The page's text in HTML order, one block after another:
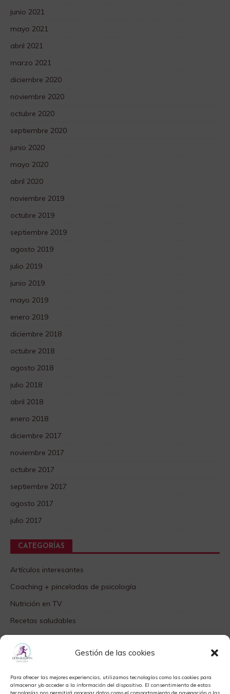
Gestión de las cookies
Para ofrecer las mejores experiencias, utilizamos tecnologías como las cookies para
almacenar y/o acceder a la información del dispositivo. El consentimiento de estas
junio 2021
mayo 2021
abril 2021
marzo 2021
diciembre 2020
noviembre 2020
octubre 2020
septiembre 2020
junio 2020
mayo 2020
abril 2020
noviembre 2019
octubre 2019
septiembre 2019
agosto 2019
julio 2019
junio 2019
mayo 2019
enero 2019
diciembre 2018
octubre 2018
agosto 2018
julio 2018
abril 2018
enero 2018
diciembre 2017
noviembre 2017
octubre 2017
septiembre 2017
agosto 2017
julio 2017
CATEGORÍAS
Artículos interesantes
Coaching + pinceladas de psicología
Nutrición en TV
Recetas saludables
SABORES DIFERENTES
Videos TOP
META